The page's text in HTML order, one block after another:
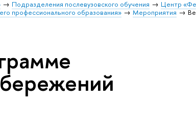
Подразделения послевузовского обучения
Центр
профессионального образования»
Мероприятия